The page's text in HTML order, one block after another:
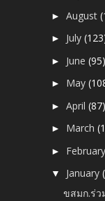
►August
► July
► June(95)
► May
►April(87)
► March
►
▼ January
ขสมก.ร่ว